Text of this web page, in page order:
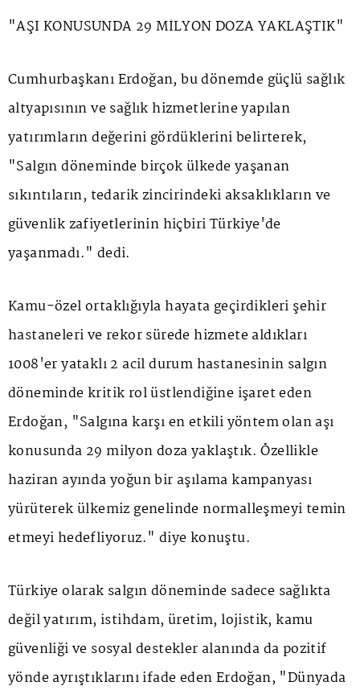
"AŞI KONUSUNDA 29 MİLYON DOZA YAKLAŞTIK"
Cumhurbaşkanı Erdoğan, bu dönemde güçlü sağlık
altyapısının ve sağlık hizmetlerine yapılan
yatırımların değerini gördüklerini belirterek,
"Salgın döneminde birçok ülkede yaşanan
sıkıntıların, tedarik zincirindeki aksaklıkların ve
güvenlik zafiyetlerinin hiçbiri Türkiye'de
yaşanmadı." dedi.
Kamu-özel ortaklığıyla hayata geçirdikleri şehir
hastaneleri ve rekor sürede hizmete aldıkları
1008'er yataklı 2 acil durum hastanesinin salgın
döneminde kritik rol üstlendiğine işaret eden
Erdoğan, "Salgına karşı en etkili yöntem olan aşı
konusunda 29 milyon doza yaklaştık. Özellikle
haziran ayında yoğun bir aşılama kampanyası
yürüterek ülkemiz genelinde normalleşmeyi temin
etmeyi hedefliyoruz." diye konuştu.
Türkiye olarak salgın döneminde sadece sağlıkta
değil yatırım, istihdam, üretim, lojistik, kamu
güvenliği ve sosyal destekler alanında da pozitif
yönde ayrıştıklarını ifade eden Erdoğan, "Dünyada